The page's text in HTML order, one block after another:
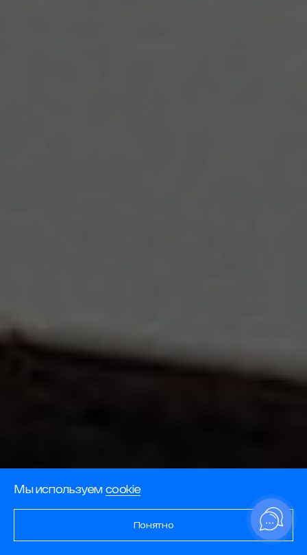
Мы используем cookie
Понятно